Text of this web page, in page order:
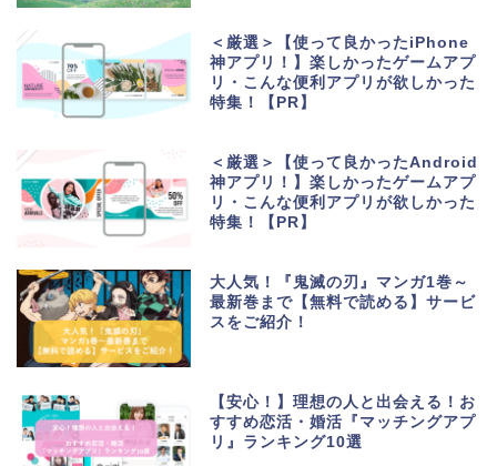
＜厳選＞【使って良かったiPhone
神アプリ！】楽しかったゲームアプ
リ・こんな便利アプリが欲しかった
特集！【PR】
＜厳選＞【使って良かったAndroid
神アプリ！】楽しかったゲームアプ
リ・こんな便利アプリが欲しかった
特集！【PR】
大人気！『鬼滅の刃』マンガ1巻～
最新巻まで【無料で読める】サービ
スをご紹介！
【安心！】理想の人と出会える！お
すすめ恋活・婚活『マッチングアプ
リ』ランキング10選
生活便利アプリ・ゲーム
アプリ
ポイントサイト・お小遣